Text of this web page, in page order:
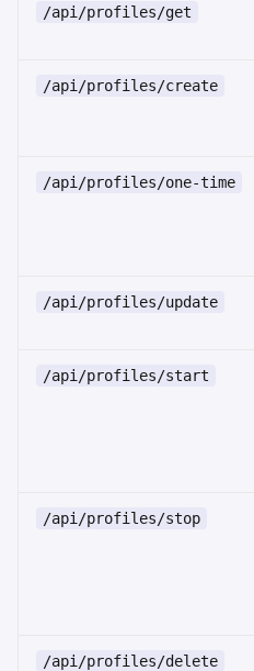
/api/profiles/get
/api/profiles/create
/api/profiles/one-time
/api/profiles/update
/api/profiles/start
/api/profiles/stop
/api/profiles/delete